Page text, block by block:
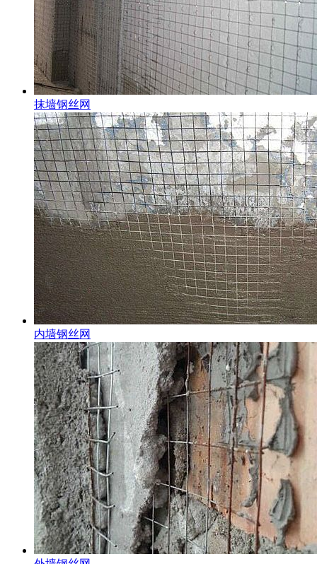
抹墙钢丝网
内墙钢丝网